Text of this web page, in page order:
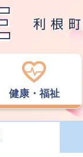
健康・福祉